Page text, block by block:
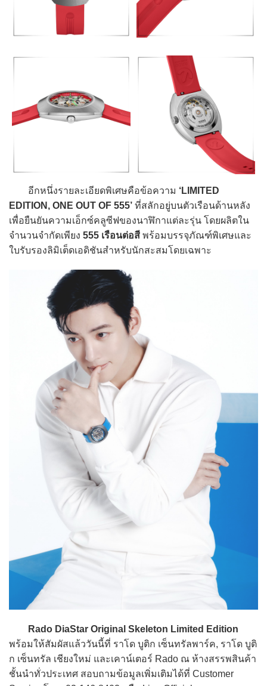
อีกหนึ่งรายละเอียดพิเศษคือข้อความ ‘LIMITED
EDITION, ONE OUT OF 555’ ที่สลักอยู่บนตัวเรือนด้านหลัง
เพื่อยืนยันความเอ็กซ์คลูซีฟของนาฬิกาแต่ละรุ่น โดยผลิตใน
จำนวนจำกัดเพียง 555 เรือนต่อสี พร้อมบรรจุภัณฑ์พิเศษและ
ใบรับรองลิมิเต็ดเอดิชันสำหรับนักสะสมโดยเฉพาะ
Rado DiaStar Original Skeleton Limited Edition
พร้อมให้สัมผัสแล้ววันนี้ที่ ราโด บูติก เซ็นทรัลพาร์ค, ราโด บูติ
ก เซ็นทรัล เชียงใหม่ และเคาน์เตอร์ Rado ณ ห้างสรรพสินค้า
ชั้นนำทั่วประเทศ สอบถามข้อมูลเพิ่มเติมได้ที่ Customer